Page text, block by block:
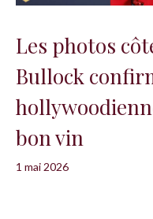
Les photos
Bullock
bon vin
1 mai 2026